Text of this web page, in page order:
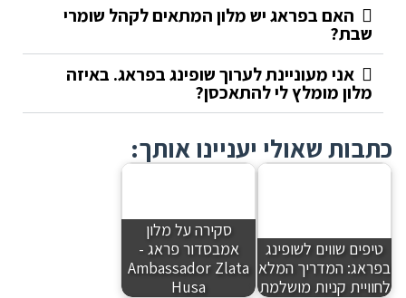
האם בפראג יש מלון המתאים לקהל שומרי
שבת?
אני מעוניינת לערוך שופינג בפראג. באיזה
מלון מומלץ לי להתאכסן?
כתבות שאולי יעניינו אותך:
טיפים שווים לשופינג
בפראג: המדריך המלא
לחוויית קניות מושלמת
סקירה על מלון
אמבסדור פראג -
Ambassador Zlata
Husa